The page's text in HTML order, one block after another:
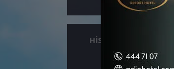
HISSEDILEN
6°